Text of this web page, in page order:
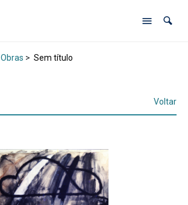
Obras > Sem título
Voltar